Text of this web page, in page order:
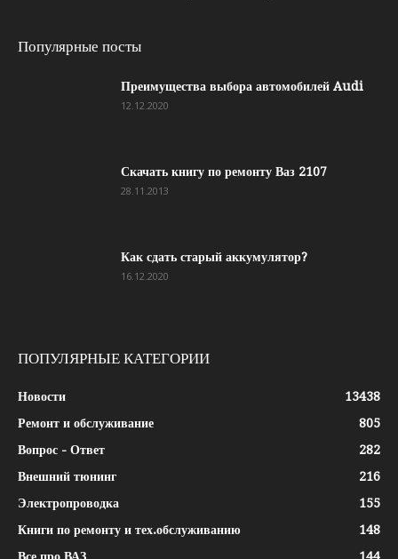
Популярные посты
Преимущества выбора автомобилей Audi
12.12.2020
Скачать книгу по ремонту Ваз 2107
28.11.2013
Как сдать старый аккумулятор?
16.12.2020
ПОПУЛЯРНЫЕ КАТЕГОРИИ
Новости
13438
Ремонт и обслуживание
805
Вопрос - Ответ
282
Внешний тюнинг
216
Электропроводка
155
Книги по ремонту и тех.обслуживанию
148